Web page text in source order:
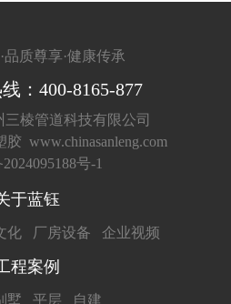
品质尊享·健康传承
：400-8165-877
三棱管道科技有限公司
胶 www.chinasanleng.com
号-1
于蓝钰
化 厂房设备 企业视频
程案例
墅 平层 自建